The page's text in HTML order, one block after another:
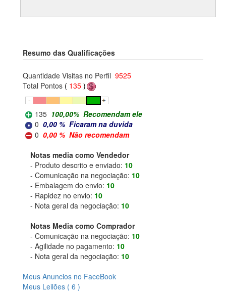
Resumo das Qualificações
Quantidade Visitas no Perfil 9525
Total Pontos ( 135 )
135 100,00% Recomendam ele
0 0,00 % Ficaram na duvida
0 0,00 % Não recomendam
Notas media como Vendedor
- Produto descrito e enviado: 10
- Comunicação na negociação: 10
- Embalagem do envio: 10
- Rapidez no envio: 10
- Nota geral da negociação: 10
Notas Media como Comprador
- Comunicação na negociação: 10
- Agilidade no pagamento: 10
- Nota geral da negociação: 10
Meus Anuncios no FaceBook
Meus Leilões ( 6 )